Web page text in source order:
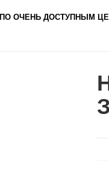
ОЧЕНЬ ДОСТУПНЫМ